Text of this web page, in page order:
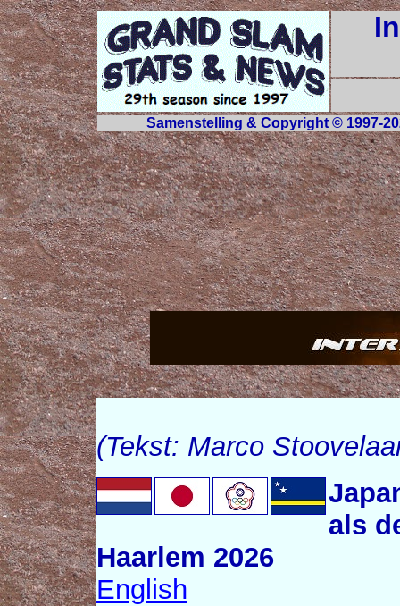
Samenstelling & Copyright © 1997-
(Tekst: Marco
als
Haarlem 2026
English